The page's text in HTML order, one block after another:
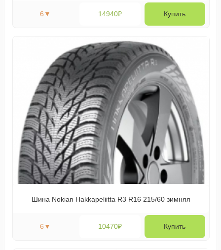
6 ▼ 14940₽ Купить
Шина Nokian Hakkapeliitta R3 R16 215/60 зимняя
6 ▼ 10470₽ Купить